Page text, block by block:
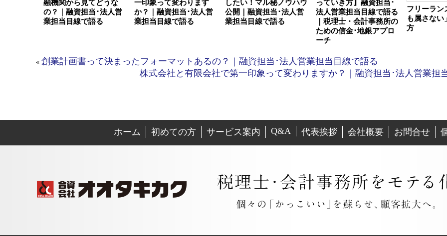
融機関から見てどうな
の？｜融資担当･法人営
業担当目線で語る
一印象って変わります
か？｜融資担当･法人営
業担当目線で語る
したい！マル秘ノウハウ
公開｜融資担当･法人営
業担当目線で語る
っていき方】融資担当･
法人営業担当目線で語る
｜税理士・会計事務所の
ための信金･地銀アプロ
ーチ
フリーラン
も属さない
方
« 創業計画書って決まったフォーマットあるの？｜融資担当･法人営業担当目線で語る
株式会社と有限会社で第一印象って変わりますか？｜融資担当･法人営業担
ホーム 初めての方 サービス案内 Q&A 代表挨拶 会社概要 お問合せ